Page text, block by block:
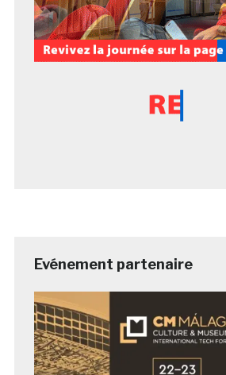
Evénement partenaire